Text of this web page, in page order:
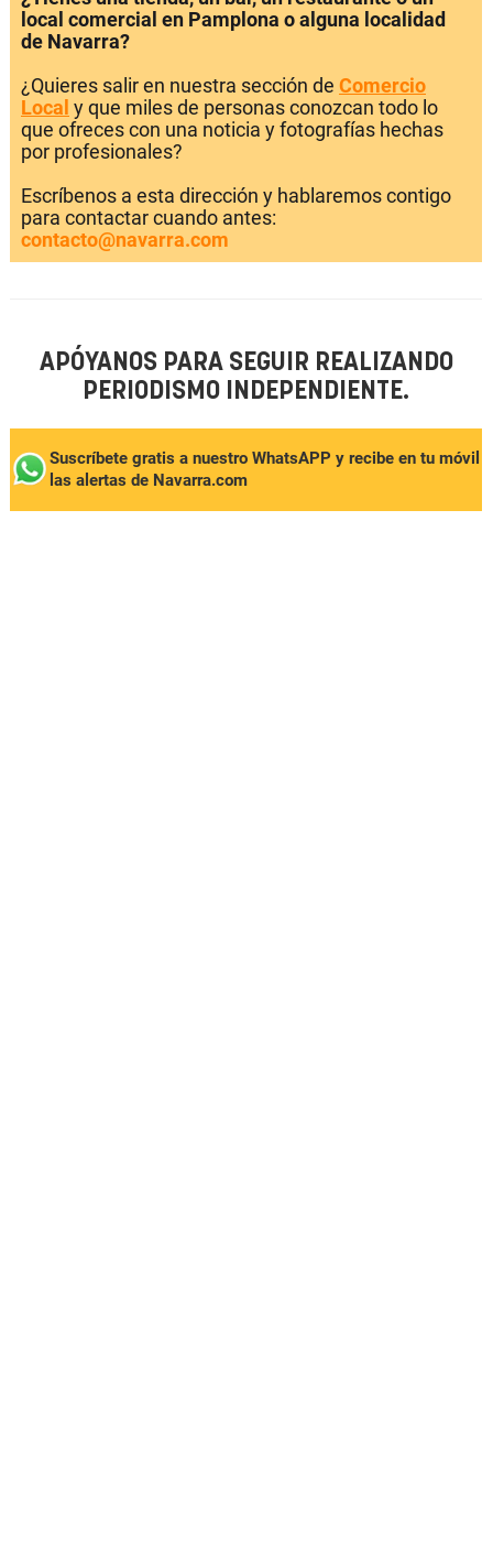
local comercial en Pamplona o alguna localidad
de Navarra?
¿Quieres salir en nuestra sección de Comercio
Local y que miles de personas conozcan todo lo
que ofreces con una noticia y fotografías hechas
por profesionales?
Escríbenos a esta dirección y hablaremos contigo
para contactar cuando antes:
contacto@navarra.com
APÓYANOS PARA SEGUIR REALIZANDO
PERIODISMO INDEPENDIENTE.
Suscríbete gratis a nuestro WhatsAPP y recibe en tu móvil
las alertas de Navarra.com